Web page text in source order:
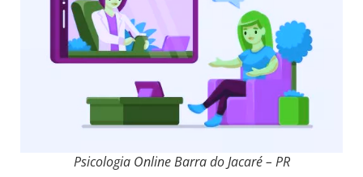
Psicologia Online Barra do Jacaré – PR